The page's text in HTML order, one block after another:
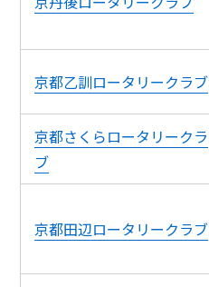
京都乙訓ロータリークラブ
京都さくらロータリークラ
ブ
京都田辺ロータリークラブ